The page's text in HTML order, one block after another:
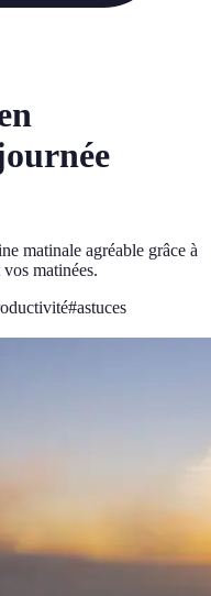
matinale agréable grâce à
matinées.
#astuces